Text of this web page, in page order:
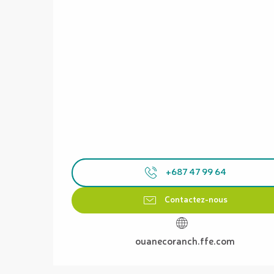
+687 47 99 64
Contactez-nous
ouanecoranch.ffe.com